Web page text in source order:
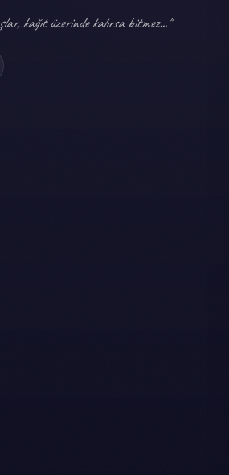
kağıt üzerinde kalırsa bitmez..."